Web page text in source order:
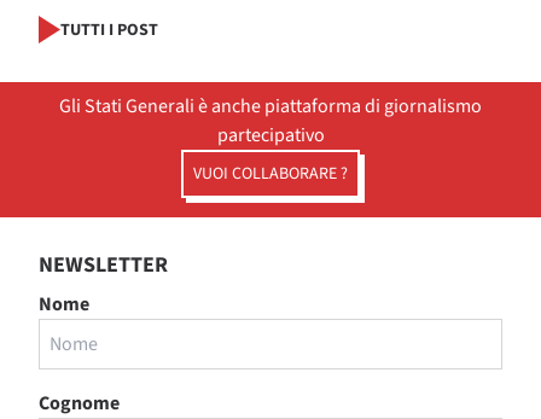
TUTTI I POST
Gli Stati Generali è anche piattaforma di giornalismo
partecipativo
VUOI COLLABORARE ?
NEWSLETTER
Nome
Cognome